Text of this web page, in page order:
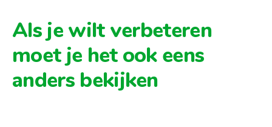
Als je wilt verbeteren
moet je het ook eens
anders bekijken